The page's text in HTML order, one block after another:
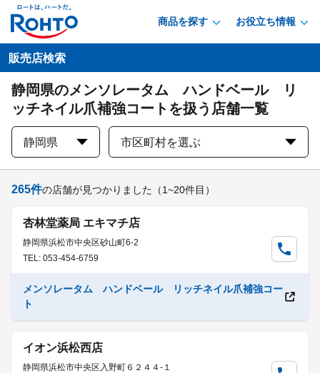
商品を探す お役立ち情報
販売店検索
静岡県のメンソレータム ハンドベール リ
ッチネイル爪補強コートを扱う店舗一覧
静岡県 市区町村を選ぶ
265件の店舗が見つかりました （1~20件目）
杏林堂薬局 エキマチ店
静岡県浜松市中央区砂山町6-2
TEL: 053-454-6759
メンソレータム ハンドベール リッチネイル爪補強コー
ト
イオン浜松西店
静岡県浜松市中央区入野町６２４４-１